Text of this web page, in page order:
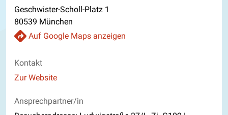
Geschwister-Scholl-Platz 1
80539 München
Auf Google Maps anzeigen
Kontakt
Website
Zur Website
Ansprechpartner/in